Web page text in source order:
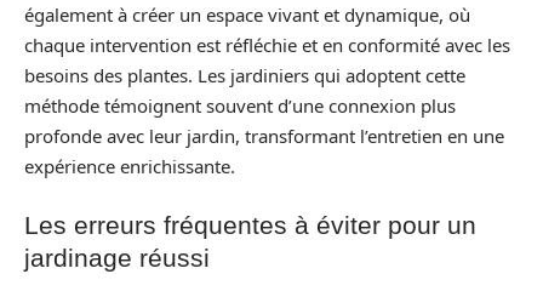
également à créer un espace vivant et dynamique, où
chaque intervention est réfléchie et en conformité avec les
besoins des plantes. Les jardiniers qui adoptent cette
méthode témoignent souvent d’une connexion plus
profonde avec leur jardin, transformant l’entretien en une
expérience enrichissante.
Les erreurs fréquentes à éviter pour un
jardinage réussi